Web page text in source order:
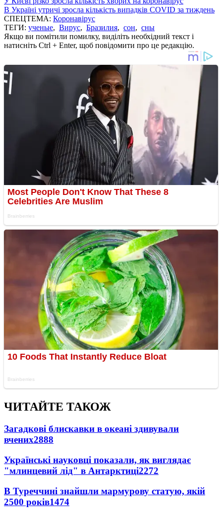
В Україні утричі зросла кількість випадків COVID за тиждень
СПЕЦТЕМА: Коронавірус
ТЕГИ: ученые, Вирус, Бразилия, сон, сны
Якщо ви помітили помилку, виділіть необхідний текст і
натисніть Ctrl + Enter, щоб повідомити про це редакцію.
ЧИТАЙТЕ ТАКОЖ
Загадкові блискавки в океані здивували
вчених2888
Українські науковці показали, як виглядає
"млинцевий лід" в Антарктиці2272
В Туреччині знайшли мармурову статую, якій
2500 років1474